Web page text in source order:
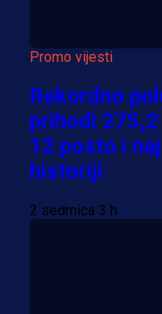
Promo vijesti
Rekordno
prihodi
12 posto i
historiji
2 sedmica 3 h